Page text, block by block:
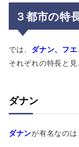
３都市の特
では、 ダナン、フ
それぞれの特長と
ダナン
ダナンが有名なの